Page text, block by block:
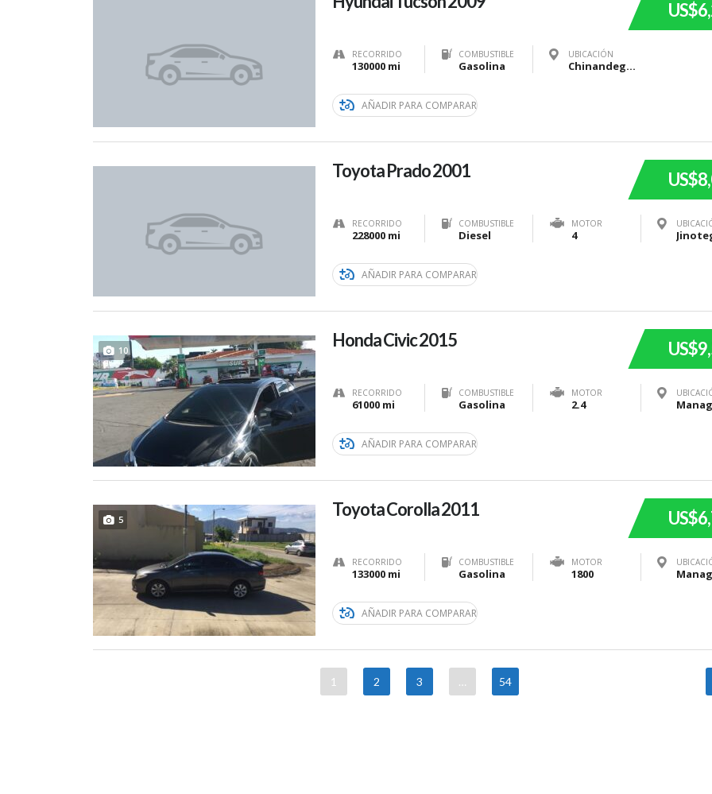
RECORRIDO
130000 mi
COMBUSTIBLE
Gasolina
UBICACIÓN
Chinandega, Nicaragua
AÑADIR PARA COMPARAR
Toyota Prado 2001
RECORRIDO
228000 mi
COMBUSTIBLE
Diesel
MOTOR
4
AÑADIR PARA COMPARAR
10 Honda Civic 2015
RECORRIDO
61000 mi
COMBUSTIBLE
Gasolina
MOTOR
2.4
AÑADIR PARA COMPARAR
5 Toyota Corolla 2011
RECORRIDO
133000 mi
COMBUSTIBLE
Gasolina
MOTOR
1800
AÑADIR PARA COMPARAR
1 2 3 … 54